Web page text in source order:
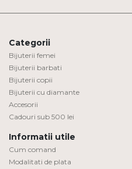
Categorii
Bijuterii femei
Bijuterii barbati
Bijuterii copii
Bijuterii cu diamante
Accesorii
Cadouri sub 500 lei
Informatii utile
Cum comand
Modalitati de plata